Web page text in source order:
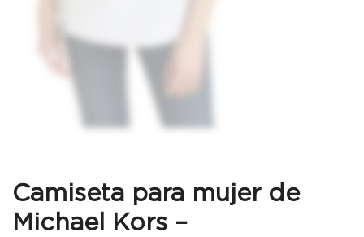
Camiseta para mujer de
Michael Kors –